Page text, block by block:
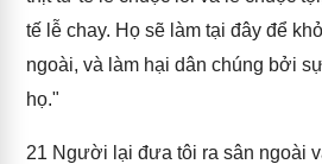
tế lễ chay. Họ sẽ làm tại đây để
ngoài, và làm hại dân chúng bởi
họ."
21 Người lại đưa tôi ra sân ngoài